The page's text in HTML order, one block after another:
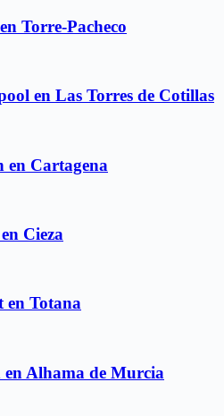
Torre-Pacheco
en Las Torres de Cotillas
en Cartagena
Cieza
en Totana
en Alhama de Murcia